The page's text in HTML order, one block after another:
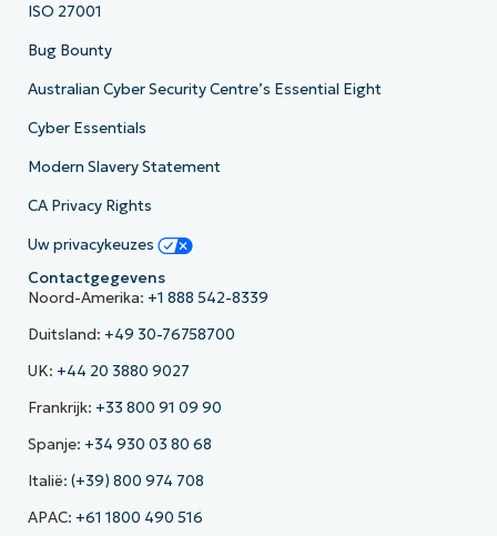
ISO 27001
Bug Bounty
Australian Cyber Security Centre’s Essential Eight
Cyber Essentials
Modern Slavery Statement
CA Privacy Rights
Uw privacykeuzes
Contactgegevens
Noord-Amerika: +1 888 542-8339
Duitsland: +49 30-76758700
UK: +44 20 3880 9027
Frankrijk: +33 800 91 09 90
Spanje: +34 930 03 80 68
Italië: (+39) 800 974 708
APAC: +61 1800 490 516